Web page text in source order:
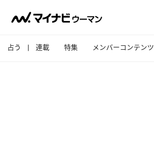
占う 連載 特集 メンバーコンテンツ